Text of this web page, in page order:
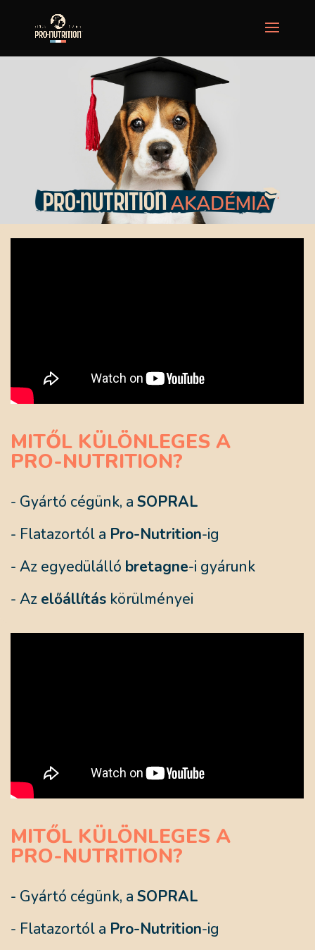
MITŐL KÜLÖNLEGES A
PRO-NUTRITION?
- Gyártó cégünk, a SOPRAL
- Flatazortól a Pro-Nutrition-ig
- Az egyedülálló bretagne-i gyárunk
- Az előállítás körülményei
MITŐL KÜLÖNLEGES A
PRO-NUTRITION?
- Gyártó cégünk, a SOPRAL
- Flatazortól a Pro-Nutrition-ig